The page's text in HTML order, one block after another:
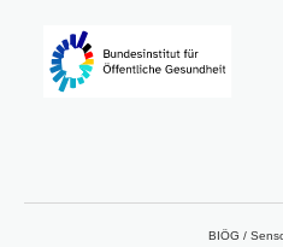
BIÖG /